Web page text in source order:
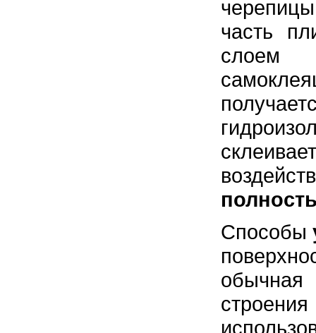
часть
слоем
Способы